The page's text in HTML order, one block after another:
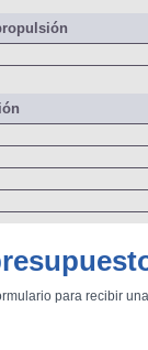
para recibir